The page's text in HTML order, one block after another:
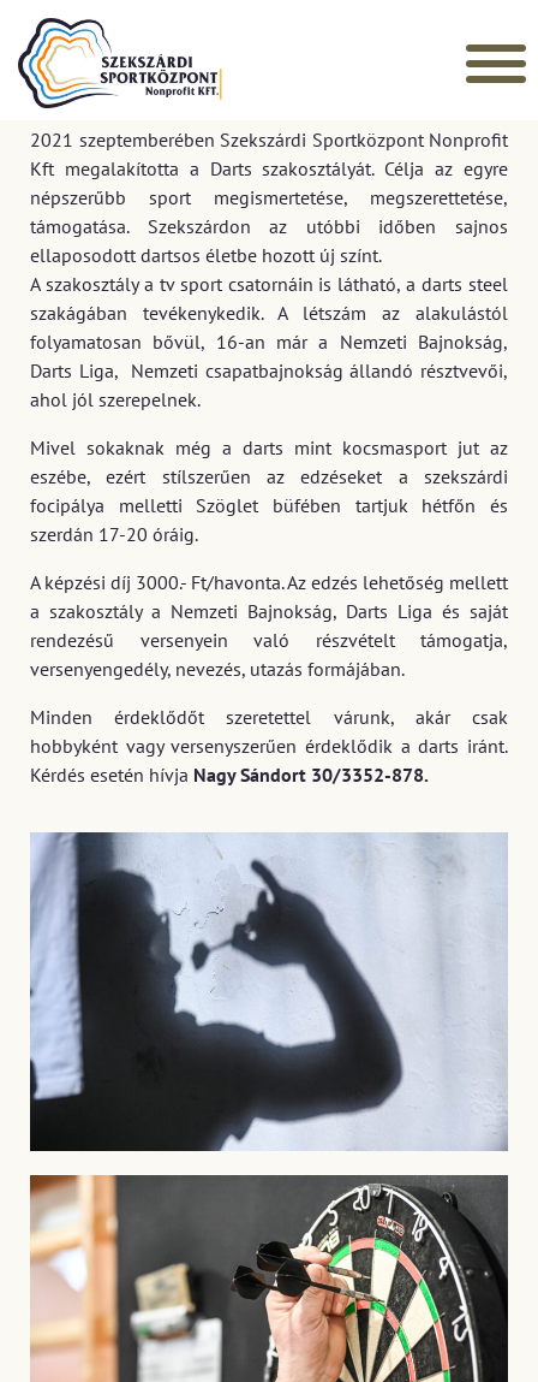
Főoldal»Szakosztályok
DARTS
2021 szeptemberében Szekszárdi Sportközpont Nonprofit
Kft megalakította a Darts szakosztályát. Célja az egyre
népszerűbb sport megismertetése, megszerettetése,
támogatása. Szekszárdon az utóbbi időben sajnos
ellaposodott dartsos életbe hozott új színt.
A szakosztály a tv sport csatornáin is látható, a darts steel
szakágában tevékenykedik. A létszám az alakulástól
folyamatosan bővül, 16-an már a Nemzeti Bajnokság,
Darts Liga, Nemzeti csapatbajnokság állandó résztvevői,
ahol jól szerepelnek.
Mivel sokaknak még a darts mint kocsmasport jut az
eszébe, ezért stílszerűen azedzéseket a szekszárdi
focipálya melletti Szöglet büfében tartjuk hétfőn és
szerdán 17-20 óráig.
A képzési díj 3000.- Ft/havonta. Az edzés lehetőség mellett
a szakosztály a Nemzeti Bajnokság, Darts Liga és saját
rendezésű versenyein való részvételt támogatja,
versenyengedély, nevezés, utazás formájában.
Minden érdeklődőt szeretettel várunk, akár csak
hobbyként vagy versenyszerűen érdeklődik a darts iránt.
Kérdés esetén hívja Nagy Sándort 30/3352-878.